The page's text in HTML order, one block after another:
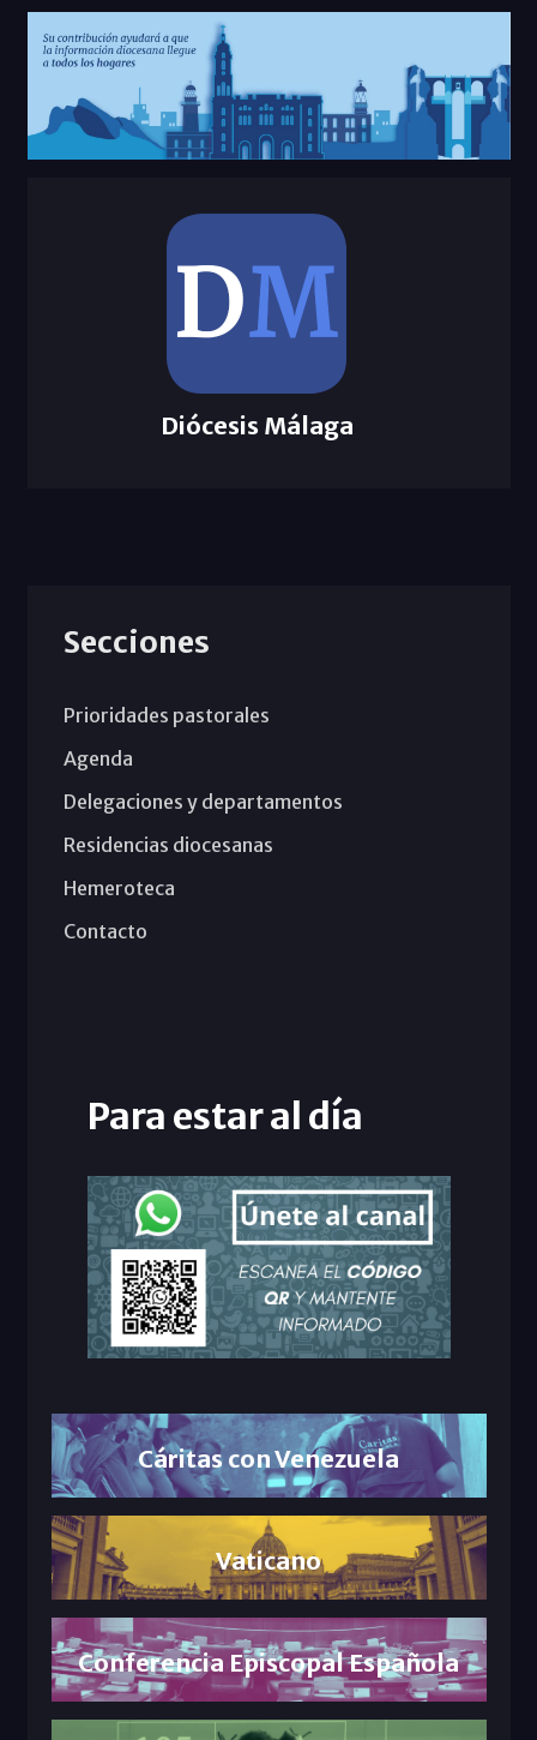
Diócesis Málaga
Secciones
Prioridades pastorales
Agenda
Delegaciones y departamentos
Residencias diocesanas
Hemeroteca
Contacto
Para estar al día
Cáritas con Venezuela
Vaticano
Conferencia Episcopal Española